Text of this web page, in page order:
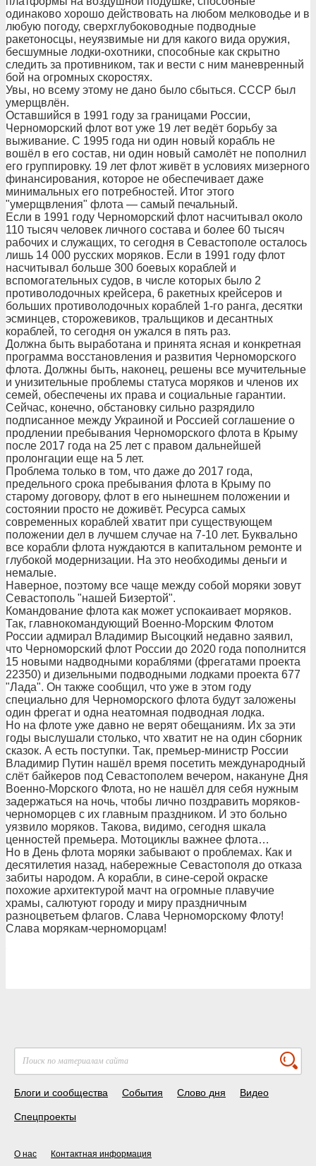
одинаково хорошо действовать на любом мелководье и в
любую погоду, сверхглубоководные подводные
ракетоносцы, неуязвимые ни для какого вида оружия,
бесшумные лодки-охотники, способные как скрытно
следить за противником, так и вести с ним маневренный
бой на огромных скоростях.
Увы, но всему этому не дано было сбыться. СССР был
умерщвлён.
Оставшийся в 1991 году за границами России,
Черноморский флот вот уже 19 лет ведёт борьбу за
выживание. С 1995 года ни один новый корабль не
вошёл в его состав, ни один новый самолёт не пополнил
его группировку. 19 лет флот живёт в условиях мизерного
финансирования, которое не обеспечивает даже
минимальных его потребностей. Итог этого
"умерщвления" флота — самый печальный.
Если в 1991 году Черноморский флот насчитывал около
110 тысяч человек личного состава и более 60 тысяч
рабочих и служащих, то сегодня в Севастополе осталось
лишь 14 000 русских моряков. Если в 1991 году флот
насчитывал больше 300 боевых кораблей и
вспомогательных судов, в числе которых было 2
противолодочных крейсера, 6 ракетных крейсеров и
больших противолодочных кораблей 1-го ранга, десятки
эсминцев, сторожевиков, тральщиков и десантных
кораблей, то сегодня он ужался в пять раз.
Должна быть выработана и принята ясная и конкретная
программа восстановления и развития Черноморского
флота. Должны быть, наконец, решены все мучительные
и унизительные проблемы статуса моряков и членов их
семей, обеспечены их права и социальные гарантии.
Сейчас, конечно, обстановку сильно разрядило
подписанное между Украиной и Россией соглашение о
продлении пребывания Черноморского флота в Крыму
после 2017 года на 25 лет с правом дальнейшей
пролонгации еще на 5 лет.
Проблема только в том, что даже до 2017 года,
предельного срока пребывания флота в Крыму по
старому договору, флот в его нынешнем положении и
состоянии просто не доживёт. Ресурса самых
современных кораблей хватит при существующем
положении дел в лучшем случае на 7-10 лет. Буквально
все корабли флота нуждаются в капитальном ремонте и
глубокой модернизации. На это необходимы деньги и
немалые.
Наверное, поэтому все чаще между собой моряки зовут
Севастополь "нашей Бизертой".
Командование флота как может успокаивает моряков.
Так, главнокомандующий Военно-Морским Флотом
России адмирал Владимир Высоцкий недавно заявил,
что Черноморский флот России до 2020 года пополнится
15 новыми надводными кораблями (фрегатами проекта
22350) и дизельными подводными лодками проекта 677
"Лада". Он также сообщил, что уже в этом году
специально для Черноморского флота будут заложены
один фрегат и одна неатомная подводная лодка.
Но на флоте уже давно не верят обещаниям. Их за эти
годы выслушали столько, что хватит не на один сборник
сказок. А есть поступки. Так, премьер-министр России
Владимир Путин нашёл время посетить международный
слёт байкеров под Севастополем вечером, накануне Дня
Военно-Морского Флота, но не нашёл для себя нужным
задержаться на ночь, чтобы лично поздравить моряков-
черноморцев с их главным праздником. И это больно
уязвило моряков. Такова, видимо, сегодня шкала
ценностей премьера. Мотоциклы важнее флота…
Но в День флота моряки забывают о проблемах. Как и
десятилетия назад, набережные Севастополя до отказа
забиты народом. А корабли, в сине-серой окраске
похожие архитектурой мачт на огромные плавучие
храмы, салютуют городу и миру праздничным
разноцветьем флагов. Слава Черноморскому Флоту!
Слава морякам-черноморцам!
Блоги и сообщества События Слово дня Видео
Спецпроекты
О нас Контактная информация